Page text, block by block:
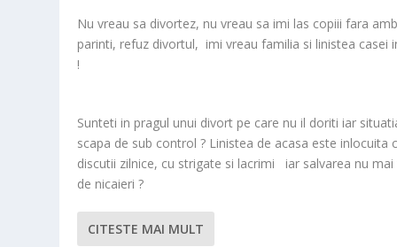
Nu vreau sa divortez, nu vreau sa imi las copiii fara
parinti, refuz divortul, imi vreau familia si linistea casei
!
Sunteti in pragul unui divort pe care nu il doriti iar
scapa de sub control ? Linistea de acasa este inlocuita
discutii zilnice, cu strigate si lacrimi iar salvarea nu mai
de nicaieri ?
CITESTE MAI MULT